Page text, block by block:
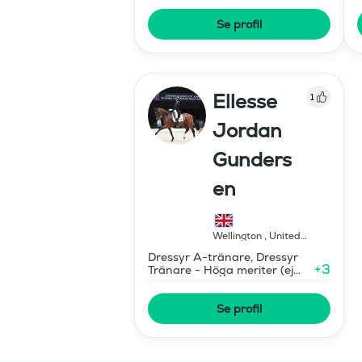
Se profil
Ellesse
Jordan
Gunders
en
1
Wellington, United
Dressyr A-tränare, Dressyr
Tränare - Höga meriter (ej
diplomerad)
+3
Se profil